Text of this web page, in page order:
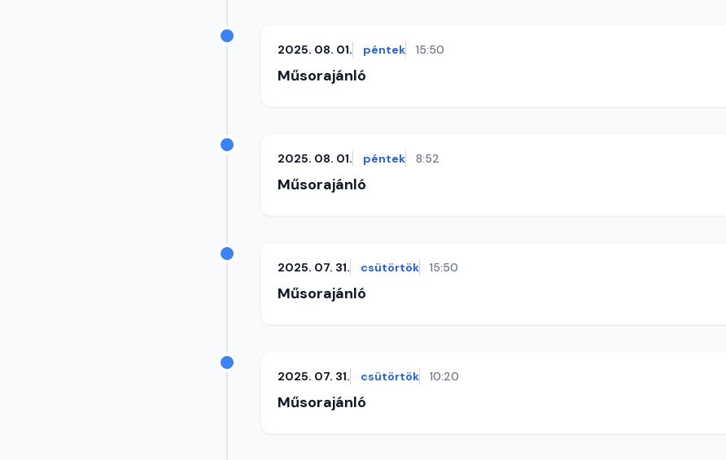
2025. 08. 01. péntek 15:50
Műsorajánló
2025. 08. 01. péntek 8:52
Műsorajánló
2025. 07. 31. csütörtök 15:50
Műsorajánló
2025. 07. 31. csütörtök 10:20
Műsorajánló